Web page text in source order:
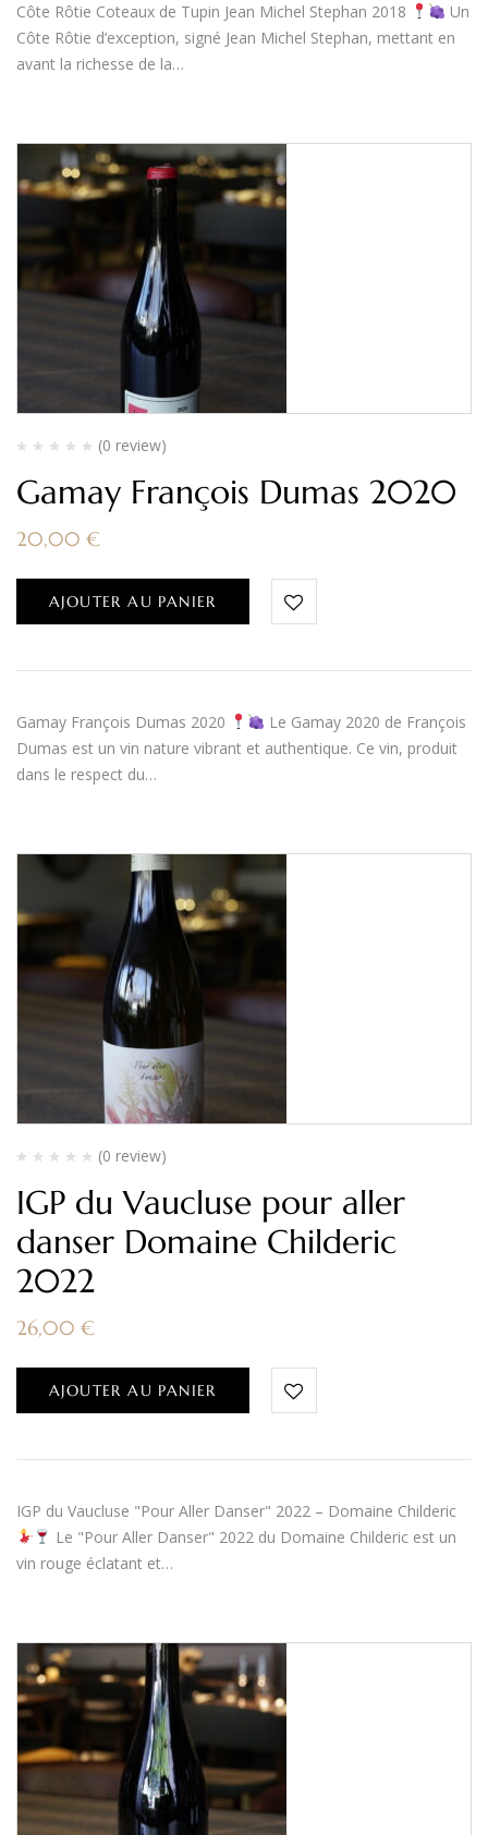
Côte Rôtie Coteaux de Tupin Jean Michel Stephan 2018
Un
Côte Rôtie d’exception, signé Jean Michel Stephan, mettant en
avant la richesse de la…
(0 review)
Gamay François Dumas 2020
20,00 €
AJOUTER AU PANIER
Gamay François Dumas 2020
Le Gamay 2020 de François
Dumas est un vin nature vibrant et authentique. Ce vin, produit
dans le respect du…
(0 review)
IGP du Vaucluse pour aller
danser Domaine Childeric
2022
26,00 €
AJOUTER AU PANIER
IGP du Vaucluse "Pour Aller Danser" 2022 – Domaine Childeric
Le "Pour Aller Danser" 2022 du Domaine Childeric est un
vin rouge éclatant et…